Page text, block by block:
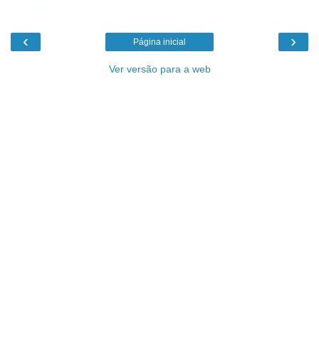
‹ ›
Página inicial
Ver versão para a web